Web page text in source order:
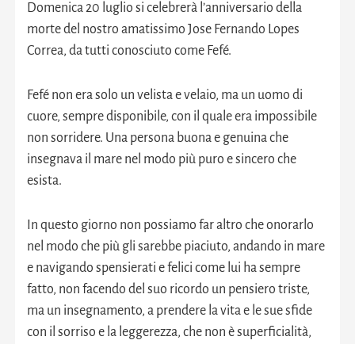
Domenica 20 luglio si celebrerà l’anniversario della
morte del nostro amatissimo Jose Fernando Lopes
Correa, da tutti conosciuto come Fefé.
Fefé non era solo un velista e velaio, ma un uomo di
cuore, sempre disponibile, con il quale era impossibile
non sorridere. Una persona buona e genuina che
insegnava il mare nel modo più puro e sincero che
esista.
In questo giorno non possiamo far altro che onorarlo
nel modo che più gli sarebbe piaciuto, andando in mare
e navigando spensierati e felici come lui ha sempre
fatto, non facendo del suo ricordo un pensiero triste,
ma un insegnamento, a prendere la vita e le sue sfide
con il sorriso e la leggerezza, che non è superficialità,